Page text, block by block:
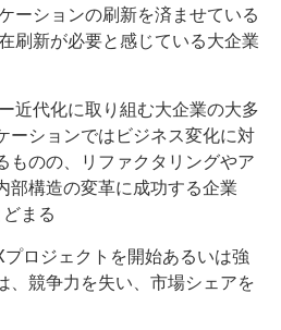
ーションの刷新を済ませている
刷新が必要と感じている大企業
近代化に取り組む大企業の大多
ーションではビジネス変化に対
ものの、リファクタリングやア
部構造の変革に成功する企業
まる
ロジェクトを開始あるいは強
、競争力を失い、市場シェアを